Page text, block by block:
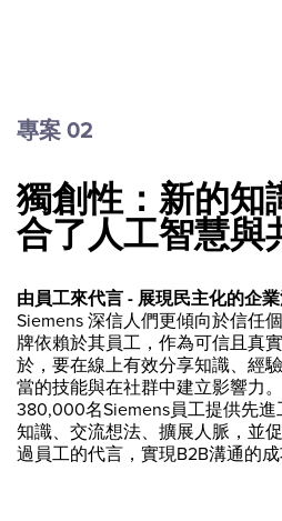
專案 02
獨創性：新的知
合了人工智慧與
由員工來代言 - 展現民主化的企
Siemens 深信人們更傾向於信任
牌依賴於其員工，作為可信且真
於，要在線上有效分享知識、經
當的技能與在社群中建立影響力
380,000名Siemens員工提供先
知識、交流想法、擴展人脈，並
過員工的代言，實現B2B溝通的成